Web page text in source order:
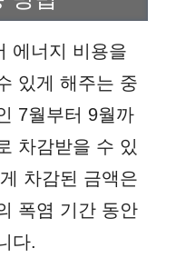
에너지 비용을
있게 해주는 중
7월부터 9월까
차감받을 수 있
차감된 금액은
폭염 기간 동안
다.